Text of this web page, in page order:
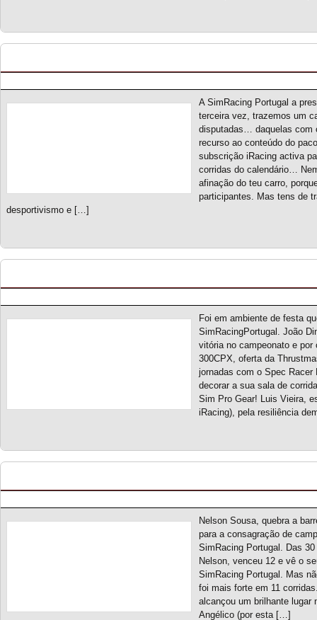
A SimRacing Portugal a
terceira vez, trazemos um
disputadas… daquelas com
recurso ao conteúdo do
subscrição iRacing activa
corridas do calendário…
afinação do teu carro,
participantes. Mas tens de
desportivismo e […]
Foi em ambiente de festa
SimRacingPortugal. João
vitória no campeonato e
300CPX, oferta da
jornadas com o Spec
decorar a sua sala de
Sim Pro Gear! Luis Vieira,
iRacing), pela resiliência
Nelson Sousa, quebra a
para a consagração de
SimRacing Portugal. Das
Nelson, venceu 12 e vê o
SimRacing Portugal. Mas
foi mais forte em 11
alcançou um brilhante lugar
Angélico (por esta […]